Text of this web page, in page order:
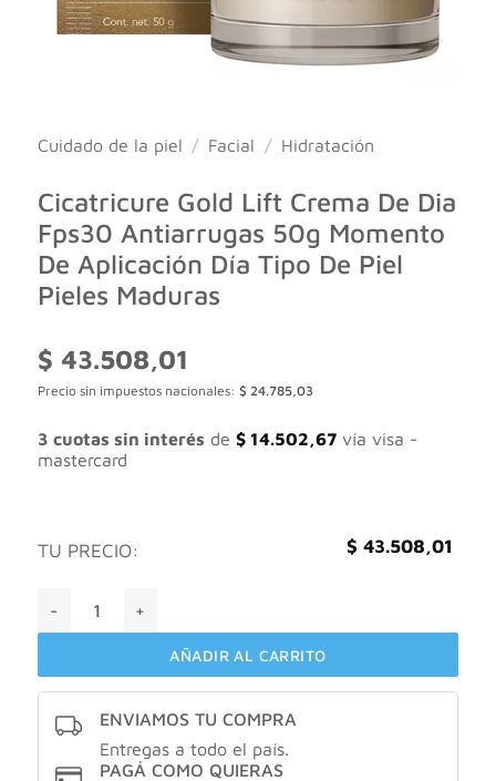
Cuidado de la piel / Facial / Hidratación
Cicatricure Gold Lift Crema De Dia
Fps30 Antiarrugas 50g Momento
De Aplicación Día Tipo De Piel
Pieles Maduras
$ 43.508,01
Precio sin impuestos nacionales: $ 24.785,03
3 cuotas sin interés de $14.502,67vía visa -
mastercard
TU PRECIO: $ 43.508,01
AÑADIR AL CARRITO
ENVIAMOS TU COMPRA
Entregas a todo el país.
PAGÁ COMO QUIERAS